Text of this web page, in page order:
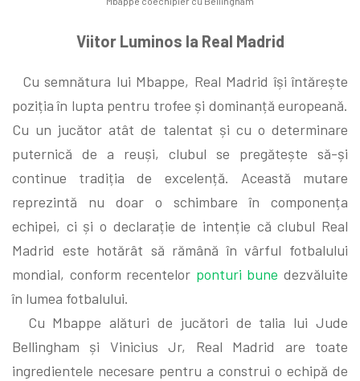
Viitor Luminos la Real Madrid
Cu semnătura lui Mbappe, Real Madrid își întărește
poziția în lupta pentru trofee și dominanță europeană.
Cu un jucător atât de talentat și cu o determinare
puternică de a reuși, clubul se pregătește să-și
continue tradiția de excelență. Această mutare
reprezintă nu doar o schimbare în componența
echipei, ci și o declarație de intenție că clubul Real
Madrid este hotărât să rămână în vârful fotbalului
mondial, conform recentelor ponturi bune dezvăluite
în lumea fotbalului.
Cu Mbappe alături de jucători de talia lui Jude
Bellingham și Vinicius Jr, Real Madrid are toate
ingredientele necesare pentru a construi o echipă de